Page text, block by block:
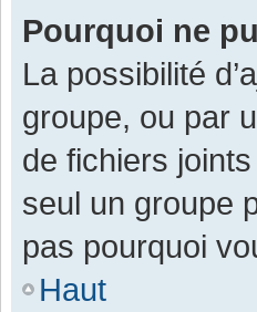
Pourquoi ne
La possibilité
groupe, ou par
de fichiers
seul un groupe
pas pourquoi
Haut